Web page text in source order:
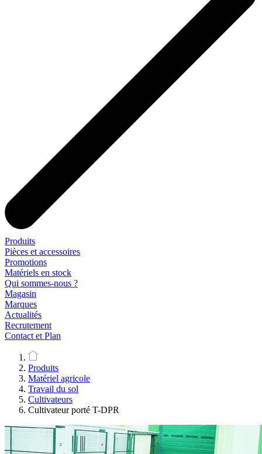
Produits
Pièces et accessoires
Promotions
Matériels en stock
Qui sommes-nous ?
Magasin
Marques
Actualités
Recrutement
Contact et Plan
Produits
Matériel agricole
Travail du sol
Cultivateurs
Cultivateur porté T-DPR